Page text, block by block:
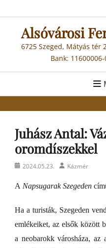
to
contentAlsóvárosi
6725 Szeged, Mátyás tér
Bank:
Juhász Antal:
oromdíszekkel
Posted2024.05.23. AuthorKázmér
A Napsugarak Szegeden
Ha a turisták, Szegeden
emlékeiket, az elsők között
a neobarokk városháza, az